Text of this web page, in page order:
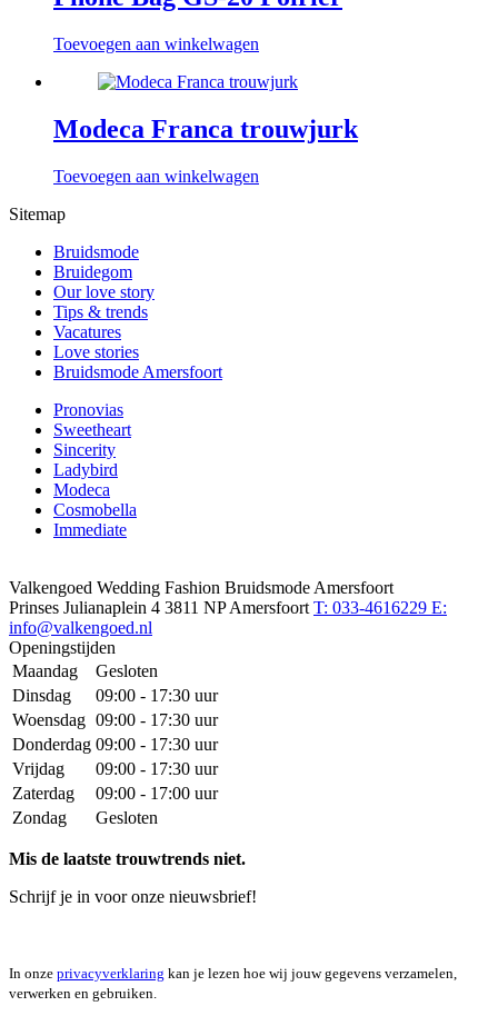
Toevoegen aan winkelwagen
Modeca Franca trouwjurk
Toevoegen aan winkelwagen
Sitemap
Bruidsmode
Bruidegom
Our love story
Tips & trends
Vacatures
Love stories
Bruidsmode Amersfoort
Pronovias
Sweetheart
Sincerity
Ladybird
Modeca
Cosmobella
Immediate
Valkengoed Wedding Fashion Bruidsmode Amersfoort
Prinses Julianaplein 4 3811 NP Amersfoort T: 033-4616229 E:
info@valkengoed.nl
Openingstijden
Maandag
Gesloten
Dinsdag
09:00 - 17:30 uur
Woensdag 09:00 - 17:30 uur
Donderdag 09:00 - 17:30 uur
Vrijdag
09:00 - 17:30 uur
Zaterdag
09:00 - 17:00 uur
Zondag
Gesloten
Mis de laatste trouwtrends niet.
Schrijf je in voor onze nieuwsbrief!
In onze privacyverklaring kan je lezen hoe wij jouw gegevens verzamelen,
verwerken en gebruiken.